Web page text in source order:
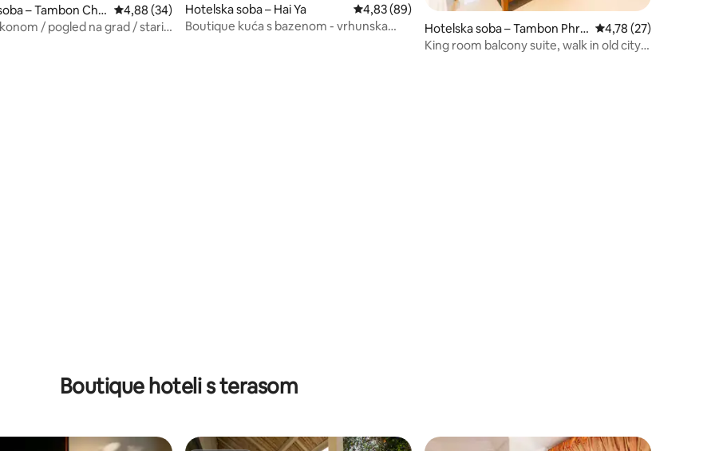
recenzija: 28
– Tambon Cha
Prosječna ocjena: 4,88/5, recenzija: 34
4,88 (34)
/ pogled na grad / stari
Hotelska soba – Hai Ya Prosječna ocjena: 4,83/5, recenzija: 89
4,83 (89)
Boutique kuća s bazenom - vrhunska
Hotelska soba – Tambon Phra
Sing
Prosječna ocjena:
4,78 (27)
King room balcony suite, walk in old city
Boutique hoteli s terasom